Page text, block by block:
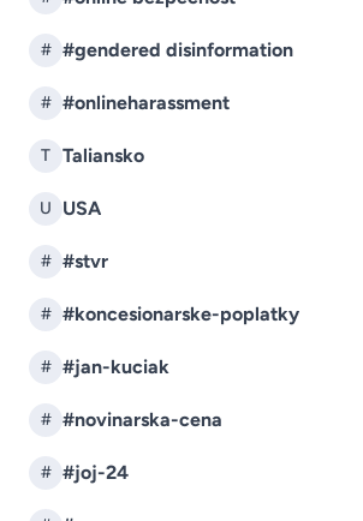
# #gendered disinformation
# #onlineharassment
T Taliansko
U USA
# #stvr
# #koncesionarske-poplatky
# #jan-kuciak
# #novinarska-cena
# #joj-24